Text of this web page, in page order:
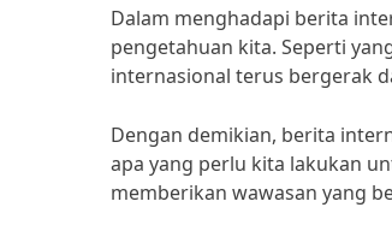
Dalam menghadapi berita
pengetahuan kita. Seperti
internasional terus bergerak
Dengan demikian, berita
apa yang perlu kita lakukan
memberikan wawasan yang